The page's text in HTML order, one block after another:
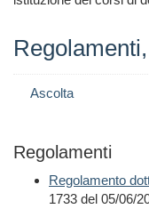
Ascolta
Regolamenti
Regolamento
1733 del 05/06/